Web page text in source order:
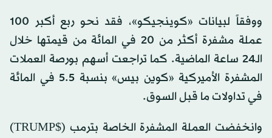
ووفقاً لبيانات «كوينجيكو»، فقد نحو ربع أكبر 100
عملة مشفرة أكثر من 20 في المائة من قيمتها خلال
الـ24 ساعة الماضية. كما تراجعت أسهم بورصة العملات
المشفرة الأميركية «كوين بيس» بنسبة 5.5 في المائة
في تداولات ما قبل السوق.
وانخفضت العملة المشفرة الخاصة بترمب ($TRUMP)